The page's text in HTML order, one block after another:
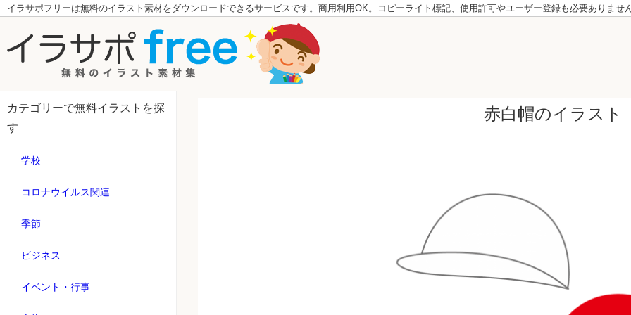
イラサポフリーは無料のイラスト素材をダウンロードできるサービスです。商用利用OK。コピーライト標記、使用許可やユーザー登録も必要ありませ
カテゴリーで無料イラストを探
す
学校
コロナウイルス関連
季節
ビジネス
イベント・行事
赤白帽のイラスト